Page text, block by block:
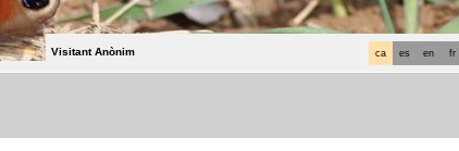
fr
en
es
ca
Visitant Anònim